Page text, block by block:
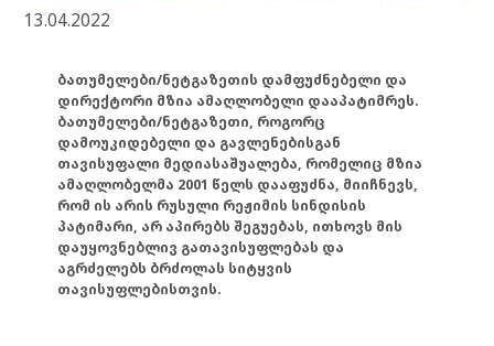
13.04.2022
ბათუმელები/ნეტგაზეთის დამფუძნებელი და
დირექტორი მზია ამაღლობელი დააპატიმრეს.
ბათუმელები/ნეტგაზეთი, როგორც
დამოუკიდებელი და გავლენებისგან
თავისუფალი მედიასაშუალება, რომელიც მზია
ამაღლობელმა 2001 წელს დააფუძნა, მიიჩნევს,
რომ ის არის რუსული რეჟიმის სინდისის
პატიმარი, არ აპირებს შეგუებას, ითხოვს მის
დაუყოვნებლივ გათავისუფლებას და
აგრძელებს ბრძოლას სიტყვის
თავისუფლებისთვის.